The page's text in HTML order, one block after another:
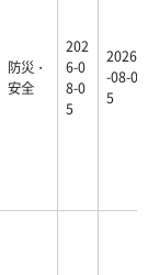
防災・
安全
202
6-0
8-0
5
2026
-08-0
5